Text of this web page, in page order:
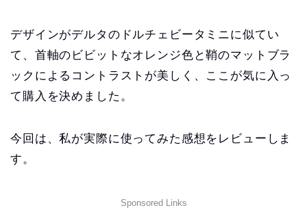
デザインがデルタのドルチェビータミニに似てい
て、首軸のビビットなオレンジ色と鞘のマットブラ
ックによるコントラストが美しく、ここが気に入っ
て購入を決めました。
今回は、私が実際に使ってみた感想をレビューしま
す。
Sponsored Links